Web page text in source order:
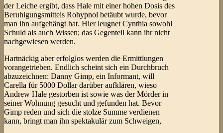
der Leiche ergibt, dass Hale mit einer hohen Dosis des
Beruhigungsmittels Rohypnol betäubt wurde, bevor
man ihn aufgehängt hat. Hier leugnet Cynthia sowohl
Schuld als auch Wissen; das Gegenteil kann ihr nicht
nachgewiesen werden.
Hartnäckig aber erfolglos werden die Ermittlungen
vorangetrieben. Endlich scheint sich ein Durchbruch
abzuzeichnen: Danny Gimp, ein Informant, will
Carella für 5000 Dollar darüber aufklären, wieso
Andrew Hale gestorben ist sowie was der Mörder in
seiner Wohnung gesucht und gefunden hat. Bevor
Gimp reden und sich die stolze Summe verdienen
kann, bringt man ihn spektakulär zum Schweigen,